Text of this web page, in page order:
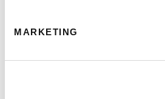
MARKETING
20.30